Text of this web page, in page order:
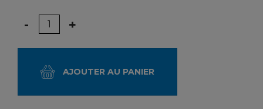
Quantité
- +
AJOUTER AU PANIER